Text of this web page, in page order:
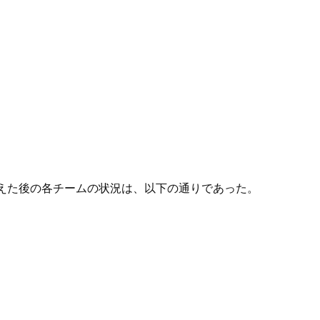
後の各チームの状況は、以下の通りであった。